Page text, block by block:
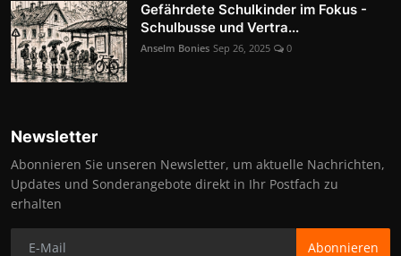
Gefährdete Schulkinder im Fokus -
Schulbusse und Vertra...
Anselm Bonies Sep 26, 2025 0
Newsletter
Abonnieren Sie unseren Newsletter, um aktuelle Nachrichten,
Updates und Sonderangebote direkt in Ihr Postfach zu
erhalten
Abonnieren